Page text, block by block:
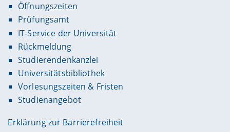
Öffnungszeiten
Prüfungsamt
IT-Service der Universität
Rückmeldung
Studierendenkanzlei
Universitätsbibliothek
Vorlesungszeiten & Fristen
Studienangebot
Erklärung zur Barrierefreiheit